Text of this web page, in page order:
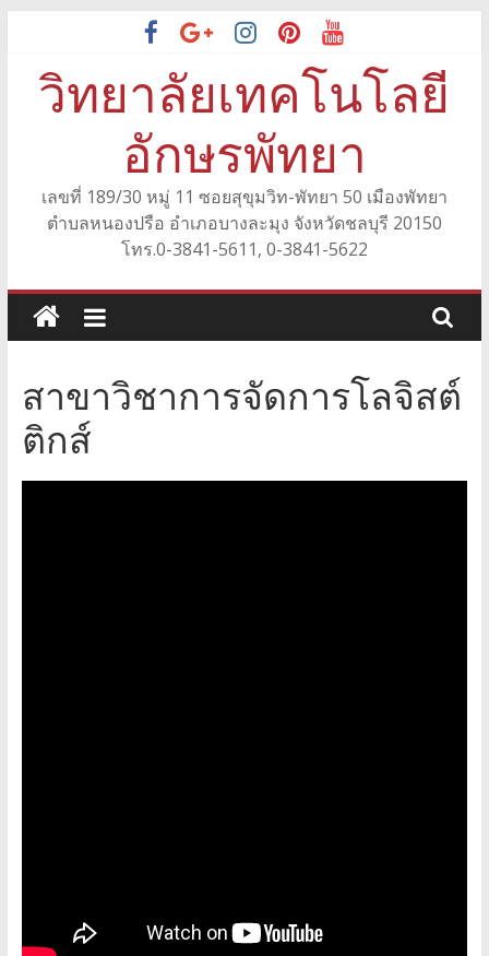
contentวิทยาลัยเทคโนโลยี
อักษรพัทยา
เลขที่ 189/30 หมู่ 11 ซอยสุขุมวิท-พัทยา 50 เมืองพัทยา
ตำบลหนองปรือ อำเภอบางละมุง จังหวัดชลบุรี 20150
โทร.0-3841-5611, 0-3841-5622
สาขาวิชาการจัดการโลจิสต์
ติกส์